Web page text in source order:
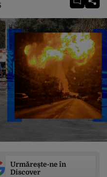
Urmărește-ne în
Discover